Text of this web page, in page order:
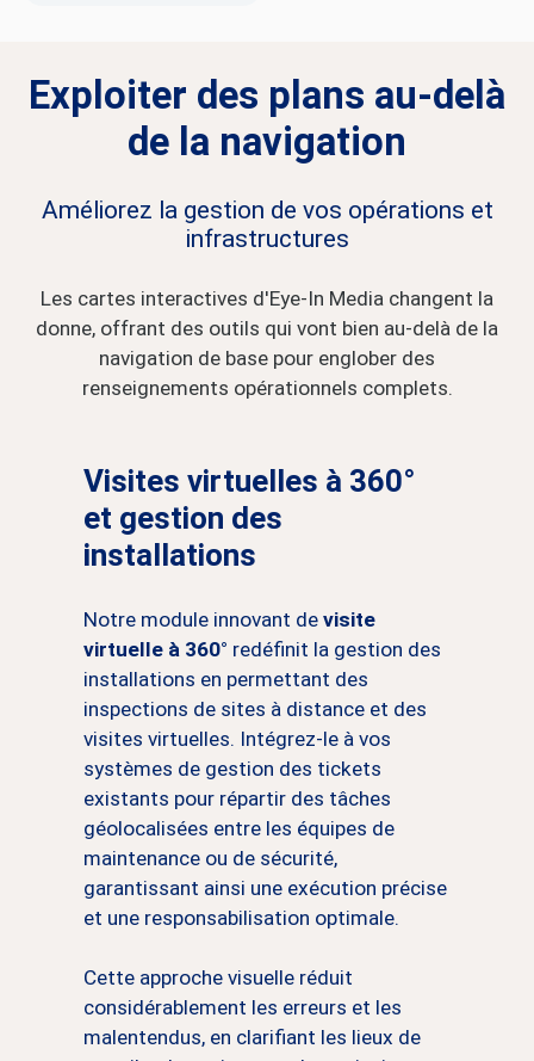
Exploiter des plans au-delà
de la navigation
Améliorez la gestion de vos opérations et
infrastructures
Les cartes interactives d'Eye-In Media changent la
donne, offrant des outils qui vont bien au-delà de la
navigation de base pour englober des
renseignements opérationnels complets.
Visites virtuelles à 360°
et gestion des
installations
Notre module innovant devisite
virtuelle à 360° redéfinit la gestion des
installations en permettant des
inspections de sites à distance et des
visites virtuelles. Intégrez-le à vos
systèmes de gestion des tickets
existants pour répartir des tâches
géolocalisées entre les équipes de
maintenance ou de sécurité,
garantissant ainsi une exécution précise
et une responsabilisation optimale.
Cette approche visuelle réduit
considérablement les erreurs et les
malentendus, en clarifiant les lieux de